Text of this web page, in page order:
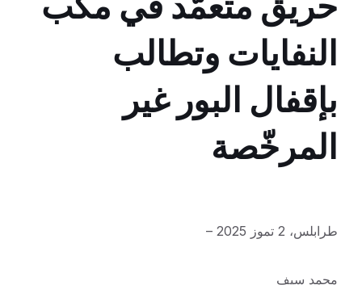
النفايات وتطالب
بإقفال البور غير
المرخّصة
طرابلس، 2 تموز 2025 –
محمد سيف